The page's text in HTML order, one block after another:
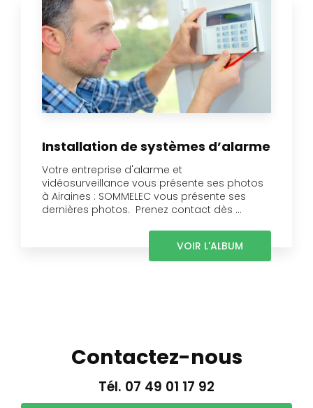
Installation de systèmes d’alarme
Votre entreprise d'alarme et
vidéosurveillance vous présente ses photos
à Airaines : SOMMELEC vous présente ses
dernières photos. Prenez contact dès ...
VOIR L'ALBUM
Contactez-nous
Tél. 07 49 01 17 92